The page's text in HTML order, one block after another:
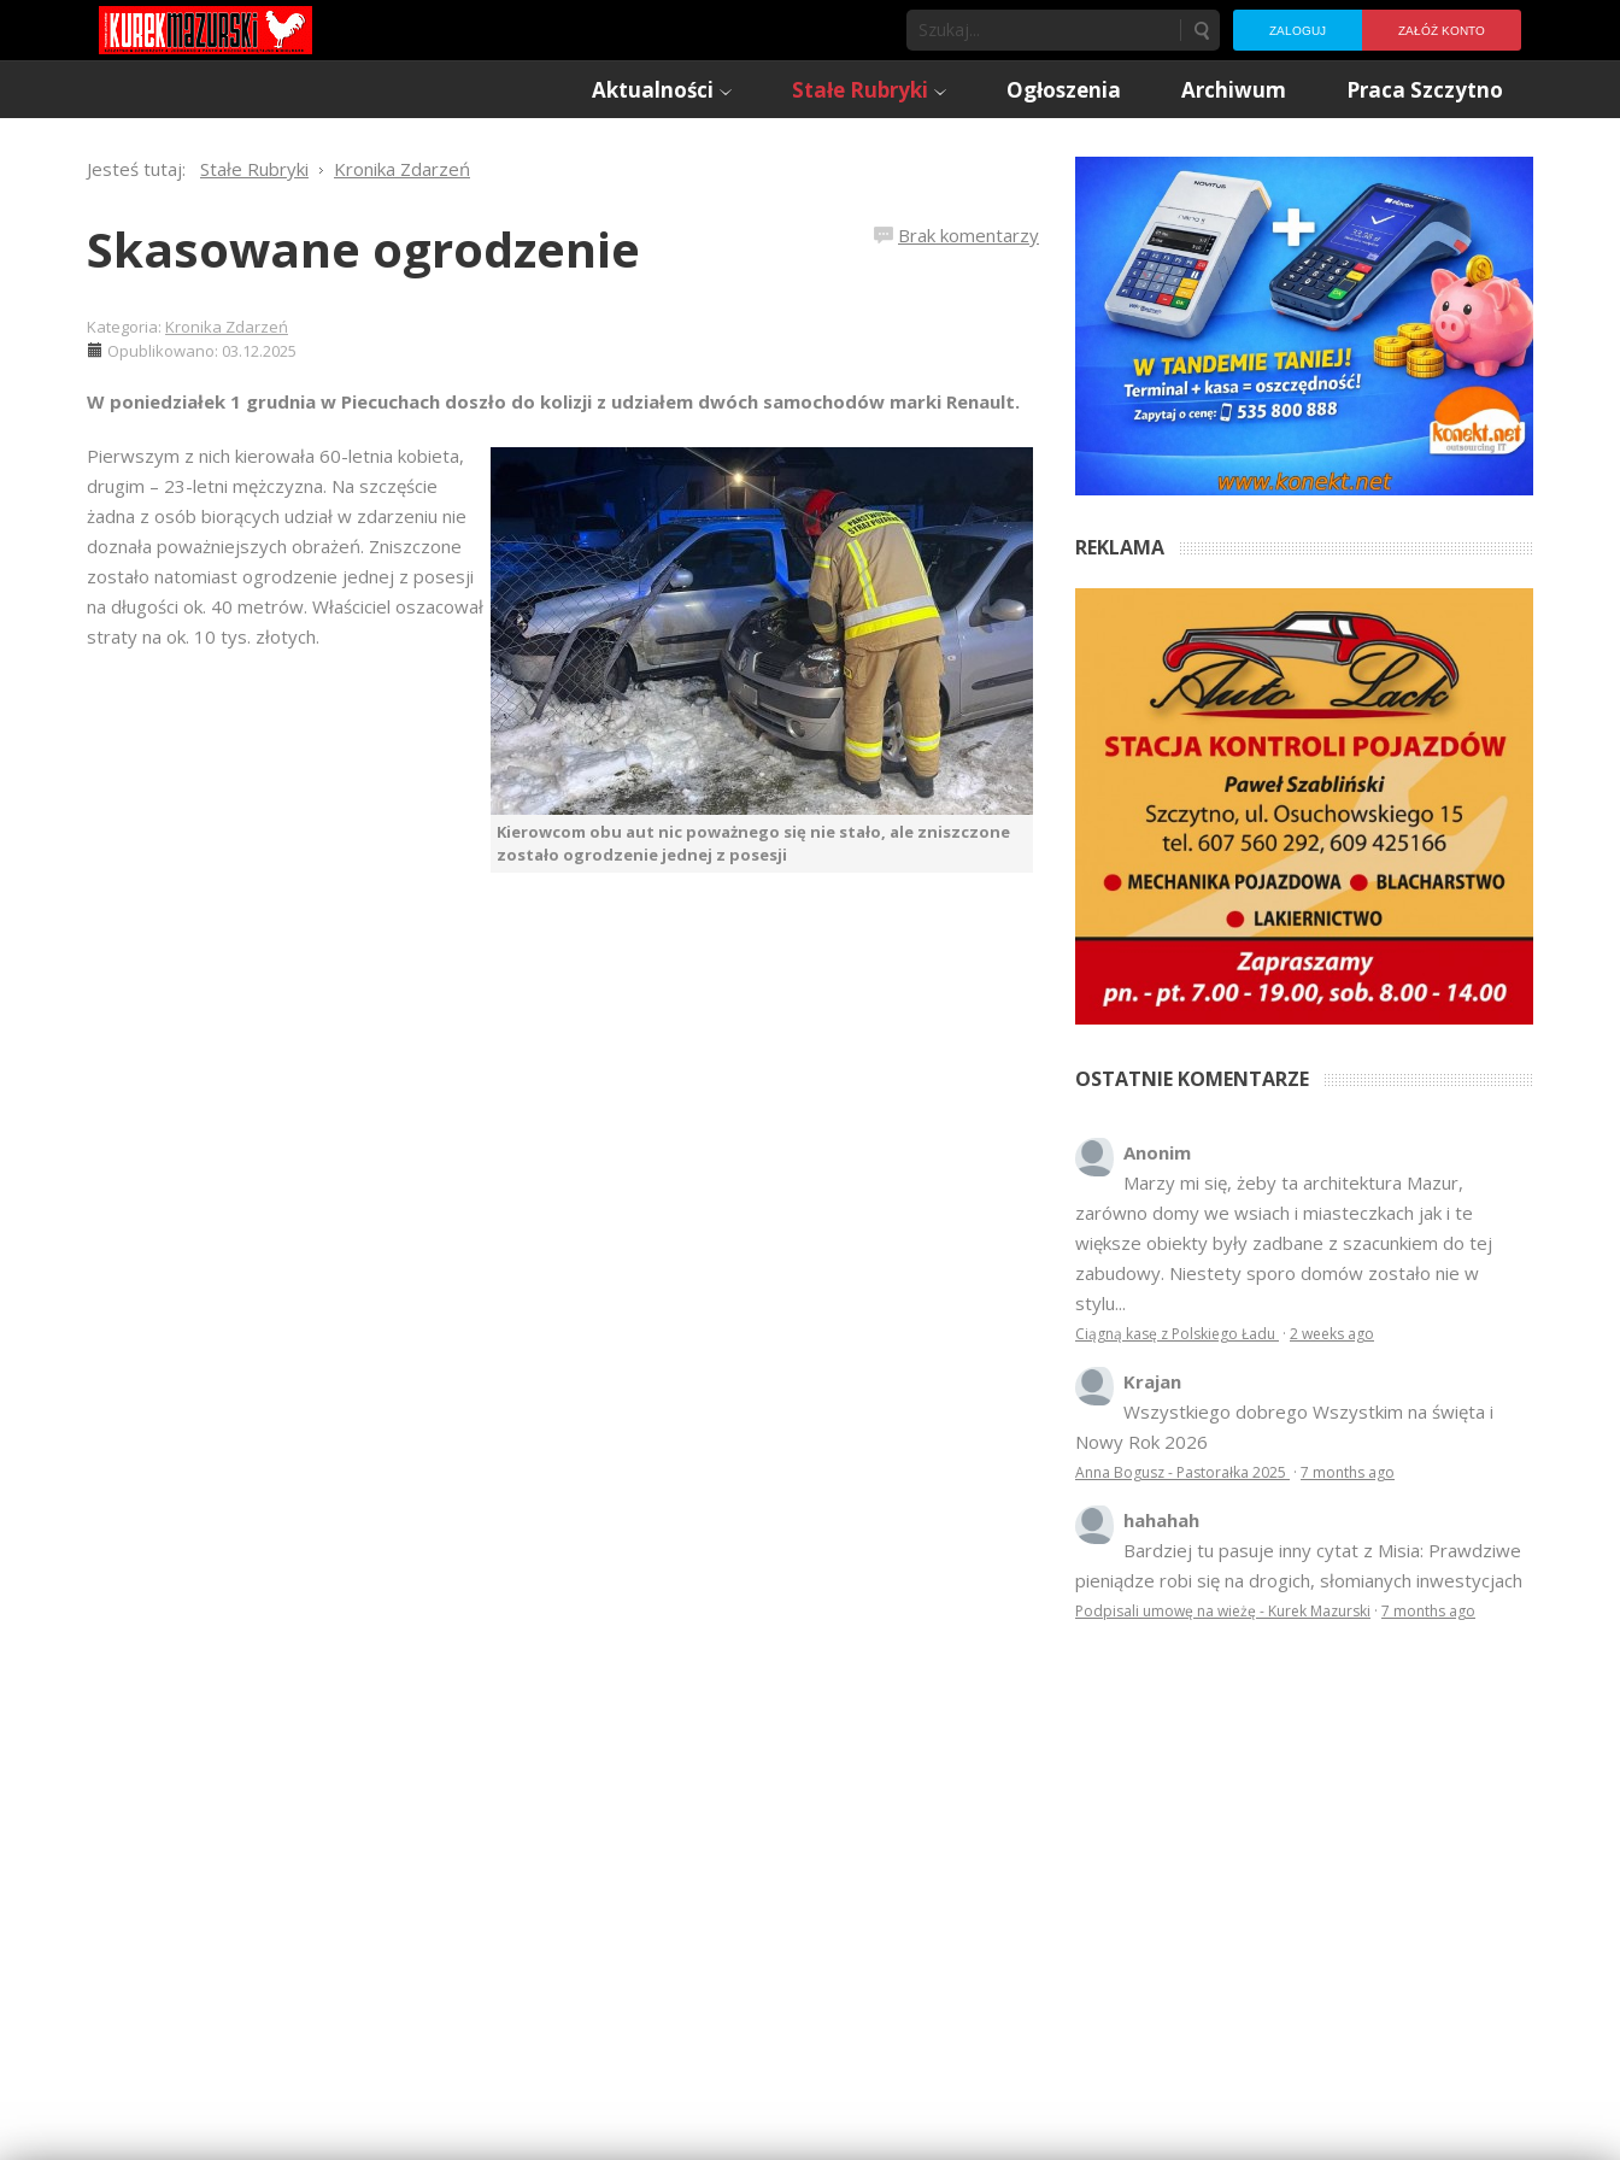
ZALOGUJ ZAŁÓŻ KONTO
Aktualności Stałe Rubryki Ogłoszenia Archiwum Praca Szczytno
Jesteś tutaj: Stałe Rubryki Kronika Zdarzeń
Brak komentarzy
Skasowane ogrodzenie
Kategoria: Kronika Zdarzeń
Opublikowano: 03.12.2025
W poniedziałek 1 grudnia w Piecuchach doszło do kolizji z udziałem dwóch samochodów marki Renault.
Kierowcom obu aut nic poważnego się nie stało, ale zniszczone
zostało ogrodzenie jednej z posesji
Pierwszym z nich kierowała 60-letnia kobieta,
drugim – 23-letni mężczyzna. Na szczęście
żadna z osób biorących udział w zdarzeniu nie
doznała poważniejszych obrażeń. Zniszczone
zostało natomiast ogrodzenie jednej z posesji
na długości ok. 40 metrów. Właściciel oszacował
straty na ok. 10 tys. złotych.
REKLAMA
OSTATNIE KOMENTARZE
Anonim
Marzy mi się, żeby ta architektura Mazur,
zarówno domy we wsiach i miasteczkach jak i te
większe obiekty były zadbane z szacunkiem do tej
zabudowy. Niestety sporo domów zostało nie w
stylu...
Ciągną kasę z Polskiego Ładu · 2 weeks ago
Krajan
Wszystkiego dobrego Wszystkim na święta i
Nowy Rok 2026
Anna Bogusz - Pastorałka 2025 · 7 months ago
hahahah
Bardziej tu pasuje inny cytat z Misia: Prawdziwe
pieniądze robi się na drogich, słomianych inwestycjach
Podpisali umowę na wieżę - Kurek Mazurski · 7 months ago